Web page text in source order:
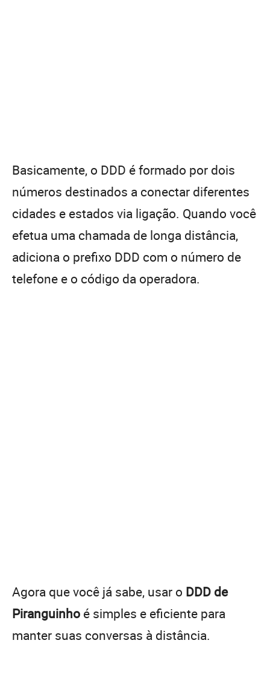
Basicamente, o DDD é formado por dois
números destinados a conectar diferentes
cidades e estados via ligação. Quando você
efetua uma chamada de longa distância,
adiciona o prefixo DDD com o número de
telefone e o código da operadora.
Agora que você já sabe, usar o DDD de
Piranguinho é simples e eficiente para
manter suas conversas à distância.